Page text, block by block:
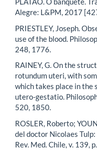
Alegre: L&PM, 2017
PRIESTLEY, Joseph.
use of the blood.
248, 1776.
RAINEY, G. On the
rotundum uteri, with
which takes place in
utero-gestatio.
520, 1850.
ROSLER, Roberto;
del doctor Nicolaes
Rev. Med. Chile, v. 139,